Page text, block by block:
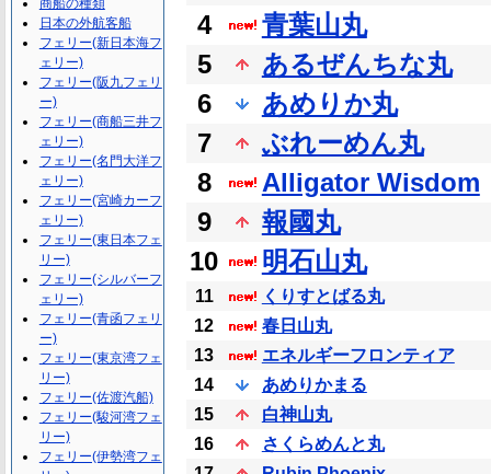
4
青葉山丸
5
あるぜんちな丸
6
あめりか丸
7
ぶれーめん丸
8
Alligator Wisdom
9
報國丸
10
明石山丸
11
くりすとばる丸
12
春日山丸
13
エネルギーフロンティア
14
あめりかまる
15
白神山丸
16
さくらめんと丸
商船の種類
日本の外航客船
フェリー(新日本海フ
ェリー)
フェリー(阪九フェリ
ー)
フェリー(商船三井フ
ェリー)
フェリー(名門大洋フ
ェリー)
フェリー(宮崎カーフ
ェリー)
フェリー(東日本フェ
リー)
フェリー(シルバーフ
ェリー)
フェリー(青函フェリ
ー)
フェリー(東京湾フェ
リー)
フェリー(佐渡汽船)
フェリー(駿河湾フェ
リー)
フェリー(伊勢湾フェ